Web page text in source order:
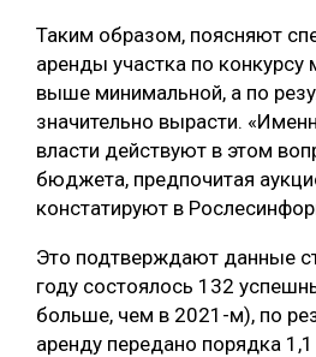
Таким образом, поясняют
аренды участка по конкурсу
выше минимальной, а по
значительно вырасти.
власти действуют в этом
бюджета, предпочитая
констатируют в
Это подтверждают данные
году состоялось 132
больше, чем в 2021-м), по
аренду передано порядка